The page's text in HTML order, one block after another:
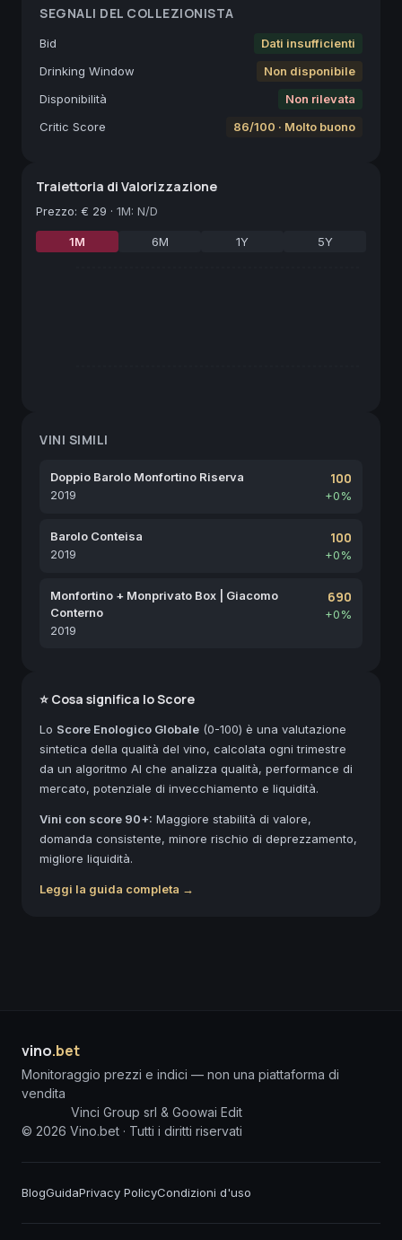
SEGNALI DEL COLLEZIONISTA
Bid
Dati insufficienti
Drinking Window
Non disponibile
Disponibilità
Non rilevata
Critic Score
86/100 · Molto buono
Traiettoria di Valorizzazione
Prezzo: € 29 · 1M: N/D
1M 6M 1Y 5Y
VINI SIMILI
Doppio Barolo Monfortino Riserva
2019
100
+0%
Barolo Conteisa
2019
100
+0%
Monfortino + Monprivato Box | Giacomo
Conterno
2019
690
+0%
⭐ Cosa significa lo Score
Lo Score Enologico Globale (0-100) è una valutazione
sintetica della qualità del vino, calcolata ogni trimestre
da un algoritmo AI che analizza qualità, performance di
mercato, potenziale di invecchiamento e liquidità.
Vini con score 90+: Maggiore stabilità di valore,
domanda consistente, minore rischio di deprezzamento,
migliore liquidità.
Leggi la guida completa →
vino.bet
Monitoraggio prezzi e indici — non una piattaforma di
vendita
Vinci Group srl & Goowai Edit
© 2026 Vino.bet · Tutti i diritti riservati
BlogGuidaPrivacy PolicyCondizioni d'uso